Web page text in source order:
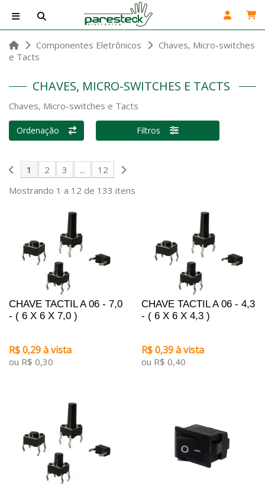
Componentes Eletrônicos
Chaves, Micro-switches
e Tacts
CHAVES, MICRO-SWITCHES E TACTS
Chaves, Micro-switches e Tacts
Ordenação Filtros
1 2 3 ...
12
Mostrando 1 a 12 de 133 itens
CHAVE TACTIL A 06 - 7,0
- ( 6 X 6 X 7,0 )
R$ 0,29 à vista
ou R$ 0,30
CHAVE TACTIL A 06 - 4,3
- ( 6 X 6 X 4,3 )
R$ 0,39 à vista
ou R$ 0,40